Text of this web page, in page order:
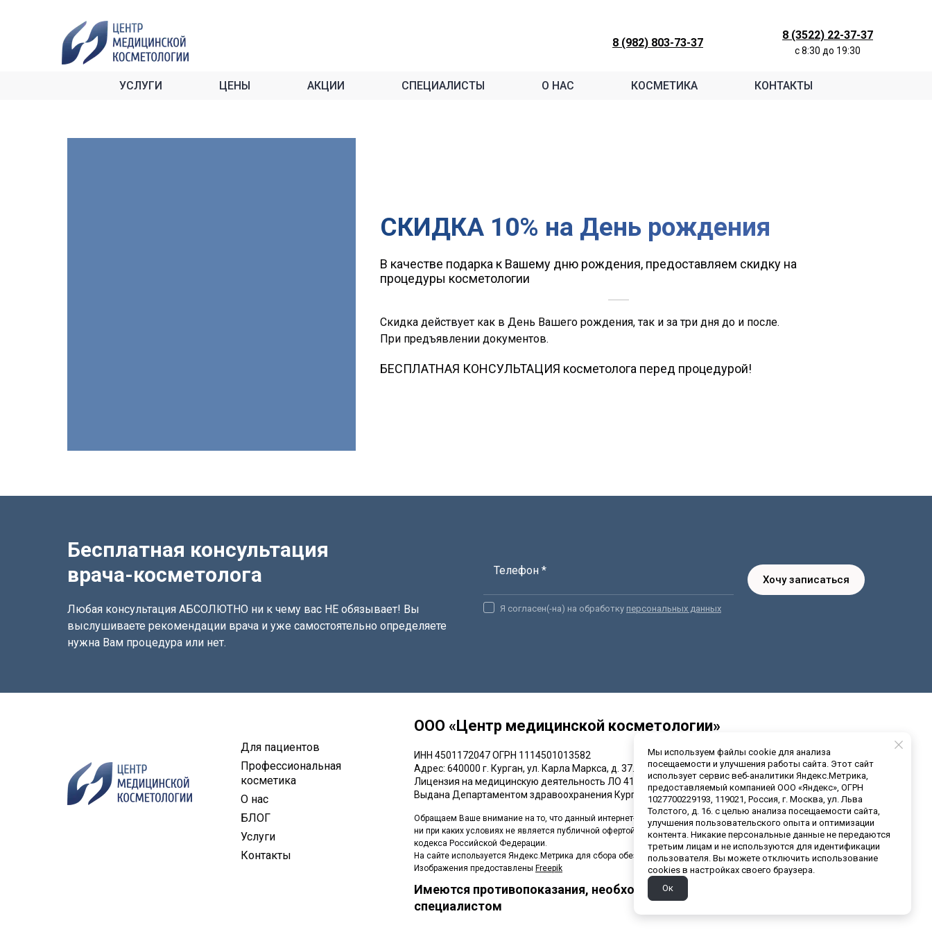
8 (982) 803-73-37
8 (3522) 22-37-37
c 8:30 до 19:30
УСЛУГИ ЦЕНЫ АКЦИИ СПЕЦИАЛИСТЫ О НАС КОСМЕТИКА КОНТАКТЫ
СКИДКА 10% на День рождения
В качестве подарка к Вашему дню рождения, предоставляем скидку на
процедуры косметологии
Скидка действует как в День Вашего рождения, так и за три дня до и после.
При предъявлении документов.
БЕСПЛАТНАЯ КОНСУЛЬТАЦИЯ косметолога перед процедурой!
Бесплатная консультация
врача-косметолога
Любая консультация АБСОЛЮТНО ни к чему вас НЕ обязывает! Вы
выслушиваете рекомендации врача и уже самостоятельно определяете
нужна Вам процедура или нет.
Телефон *
Хочу записаться
Я согласен(-на) на обработку персональных данных
Для пациентов
Профессиональная
косметика
О нас
БЛОГ
Услуги
Контакты
ООО «Центр медицинской косметологии»
ИНН 4501172047 ОГРН 1114501013582
Адрес: 640000 г. Курган, ул. Карла Маркса, д. 37.
Лицензия на медицинскую деятельность ЛО 41-01141-45/00325189
Выдана Департаментом здравоохранения Курганской области
Обращаем Ваше внимание на то, что данный интернет-сайт носит исключительно информационный характер и
ни при каких условиях не является публичной офертой, определяемой положениями ч. 2 ст. 437 Гражданского
кодекса Российской Федерации.
На сайте используется Яндекс.Метрика для сбора обезличенной статистики.
Изображения предоставлены Freepik
Имеются противопоказания, необходимо проконсультироваться со
специалистом
Мы используем файлы cookie для анализа
посещаемости и улучшения работы сайта. Этот сайт
использует сервис веб-аналитики Яндекс.Метрика,
предоставляемый компанией ООО «Яндекс», ОГРН
1027700229193, 119021, Россия, г. Москва, ул. Льва
Толстого, д. 16. с целью анализа посещаемости сайта,
улучшения пользовательского опыта и оптимизации
контента. Никакие персональные данные не передаются
третьим лицам и не используются для идентификации
пользователя. Вы можете отключить использование
cookies в настройках своего браузера.
Ок